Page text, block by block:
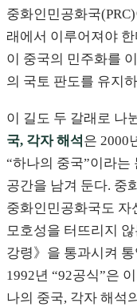
중화인민공화국
래에서 이루어져야
이 중국의 민주화를
의 국토 판도를 유지
이 길도 두 갈래로 나
국, 각자 해석은 2000
“하나의 중국”이라는
공간을 남겨 둔다. 중
중화인민공화국도 자
모호성을 터뜨리지
강령》을 통과시켜
1992년 “92공식”은
나의 중국, 각자 해석